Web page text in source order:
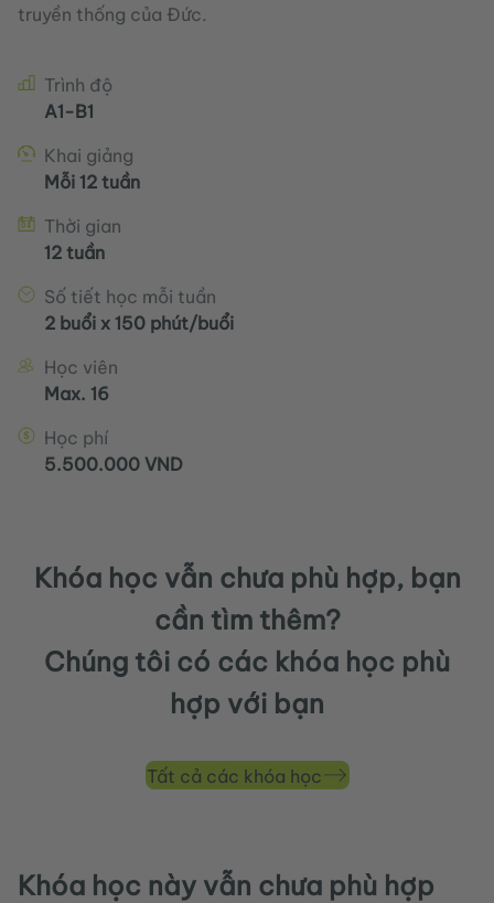
truyền thống của Đức.
Kursdetails
Trình độ
A1-B1
Khai giảng
Mỗi 12 tuần
Thời gian
12 tuần
Số tiết học mỗi tuần
2 buổi x 150 phút/buổi
Học viên
Max. 16
Học phí
5.500.000 VND
Khóa học vẫn chưa phù hợp, bạn
cần tìm thêm?
Chúng tôi có các khóa học phù
hợp với bạn
Tất cả các khóa học
Khóa học này vẫn chưa phù hợp